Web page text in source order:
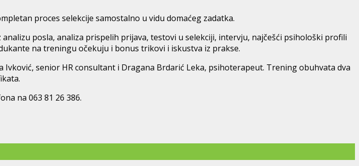
proces selekcije samostalno u vidu domaćeg zadatka.
posla, analiza prispelih prijava, testovi u selekciji, intervju, najčešći psihološki profili
na treningu očekuju i bonus trikovi i iskustva iz prakse.
senior HR consultant i Dragana Brdarić Leka, psihoterapeut. Trening obuhvata dva
na 063 81 26 386.